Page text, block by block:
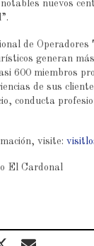
nuevos
de
generan
600 miembros
de sus
conducta
visite:
El Cardonal